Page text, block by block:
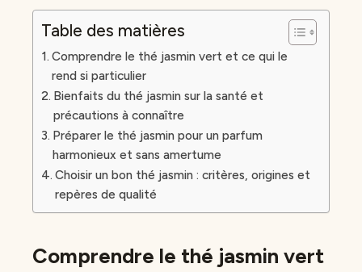
Table des matières
Comprendre le thé jasmin vert et ce qui le
rend si particulier
Bienfaits du thé jasmin sur la santé et
précautions à connaître
Préparer le thé jasmin pour un parfum
harmonieux et sans amertume
Choisir un bon thé jasmin : critères, origines et
repères de qualité
Comprendre le thé jasmin vert